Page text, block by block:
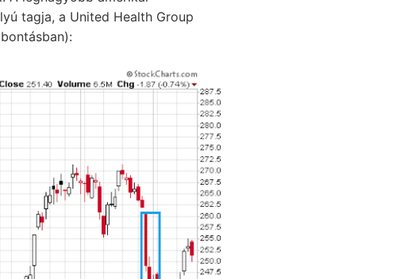
tagja, a United Health Group